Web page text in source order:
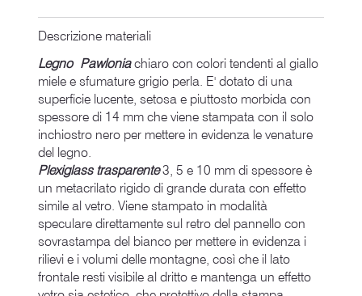
Descrizione materiali
Legno Pawloniachiaro con colori tendenti al giallo
miele e sfumature grigio perla. E' dotato di una
superficie lucente, setosa e piuttosto morbida con
spessore di 14 mm che viene stampata con il solo
inchiostro nero per mettere in evidenza le venature
del legno.
Plexiglass trasparente3, 5 e 10 mm di spessore è
un metacrilato rigido di grande durata con effetto
simile al vetro. Viene stampato in modalità
speculare direttamente sul retro del pannello con
sovrastampa del bianco per mettere in evidenza i
rilievi e i volumi delle montagne, così che il lato
frontale resti visibile al dritto e mantenga un effetto